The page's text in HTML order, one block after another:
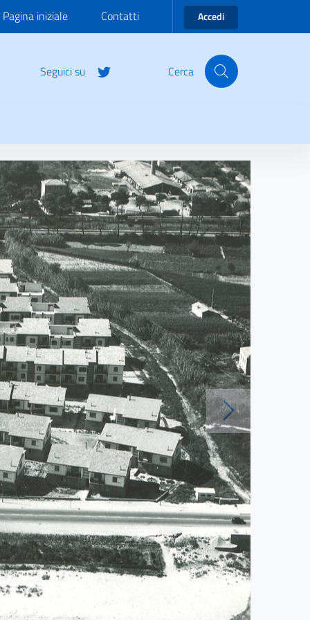
Pagina iniziale Contatti Accedi
Seguici su Cerca